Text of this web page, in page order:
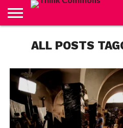
CARRITO
CONTACTO
CRÉDITOS
FINALIZAR
COMPRA
INICIO
LIVE
CUENTA
TIENDA
ALL POSTS